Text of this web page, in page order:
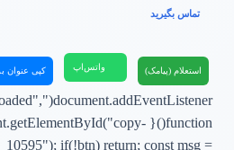
تماس بگیرید
استعلام (پیامک) واتس‌اپ کپی عنوان
10595"); if(!btn) return; const msg =